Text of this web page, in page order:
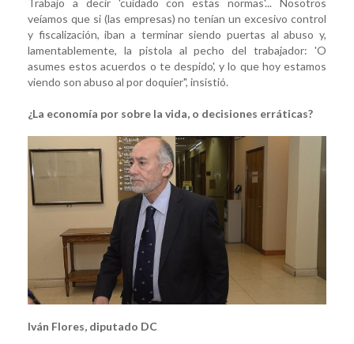
Trabajo a decir 'cuidado con estas normas'... Nosotros
veíamos que si (las empresas) no tenían un excesivo control
y fiscalización, iban a terminar siendo puertas al abuso y,
lamentablemente, la pistola al pecho del trabajador: 'O
asumes estos acuerdos o te despido', y lo que hoy estamos
viendo son abuso al por doquier", insistió.
¿La economía por sobre la vida, o decisiones erráticas?
Iván Flores, diputado DC